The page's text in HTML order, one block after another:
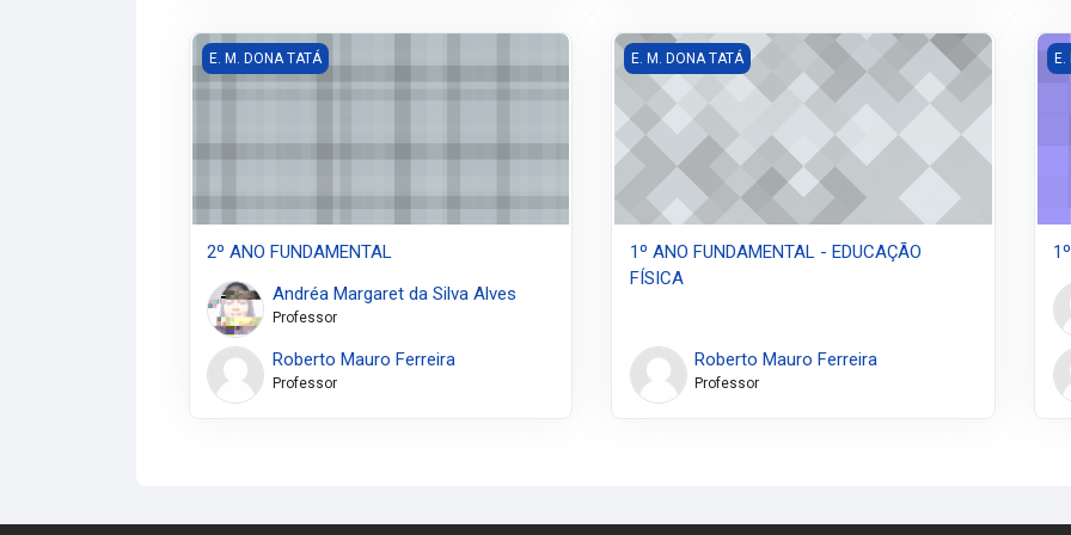
2º ANO FUNDAMENTAL
E. M. DONA TATÁ
2º ANO FUNDAMENTAL
Andréa Margaret da Silva Alves
Professor
Roberto Mauro Ferreira
Professor
1º ANO FUNDAMENTAL - EDUCAÇÃO FÍSICA
E. M. DONA TATÁ
1º ANO FUNDAMENTAL - EDUCAÇÃO
FÍSICA
Roberto Mauro Ferreira
Professor
1º
E.